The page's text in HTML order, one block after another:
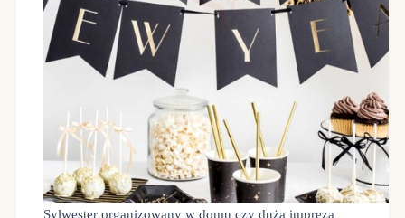
Sylwester organizowany w domu czy duża impreza